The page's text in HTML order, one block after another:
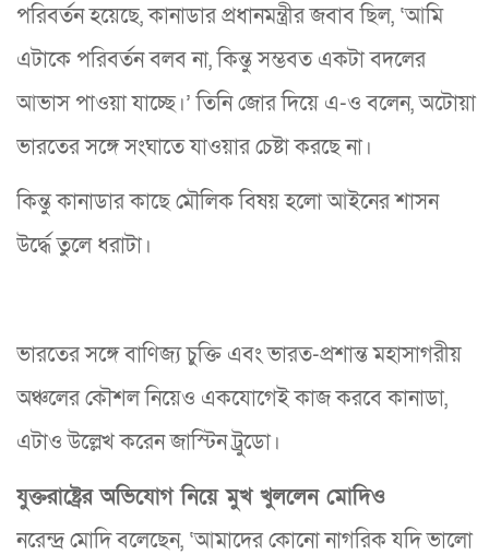
পরিবর্তন হয়েছে, কানাডার প্রধানমন্ত্রীর জবাব ছিল, ‘আমি
এটাকে পরিবর্তন বলব না, কিন্তু সম্ভবত একটা বদলের
আভাস পাওয়া যাচ্ছে।’ তিনি জোর দিয়ে এ-ও বলেন, অটোয়া
ভারতের সঙ্গে সংঘাতে যাওয়ার চেষ্টা করছে না।
কিন্তু কানাডার কাছে মৌলিক বিষয় হলো আইনের শাসন
উর্দ্ধে তুলে ধরাটা।
ভারতের সঙ্গে বাণিজ্য চুক্তি এবং ভারত-প্রশান্ত মহাসাগরীয়
অঞ্চলের কৌশল নিয়েও একযোগেই কাজ করবে কানাডা,
এটাও উল্লেখ করেন জাস্টিন ট্রুডো।
যুক্তরাষ্ট্রের অভিযোগ নিয়ে মুখ খুললেন মোদিও
নরেন্দ্র মোদি বলেছেন, ‘আমাদের কোনো নাগরিক যদি ভালো